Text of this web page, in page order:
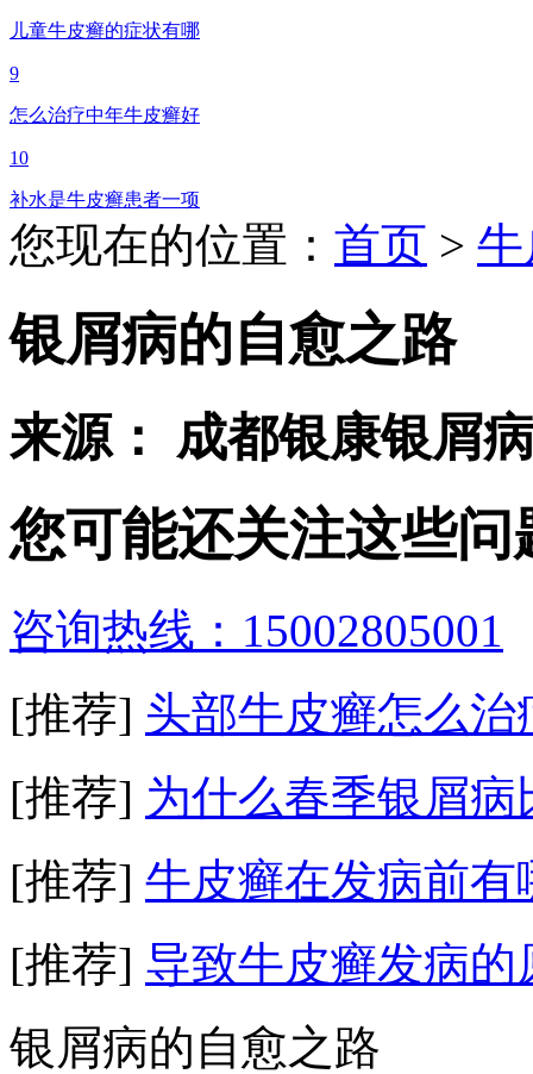
儿童牛皮癣的症状有哪
9
怎么治疗中年牛皮癣好
10
补水是牛皮癣患者一项
您现在的位置： 首页 >
银屑病的自愈之路
来源： 成都银康银屑
您可能还关注这些问
咨询热线：15002805001
[推荐] 头部牛皮癣怎么治
[推荐] 为什么春季银屑病
[推荐] 牛皮癣在发病前有
[推荐] 导致牛皮癣发病的
银屑病的自愈之路